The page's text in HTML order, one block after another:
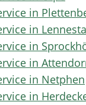
in
in
in
in
in Netphen
in